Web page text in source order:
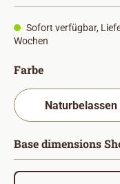
Sofort verfügbar,
Wochen
Farbeauswählen
Base dimensions